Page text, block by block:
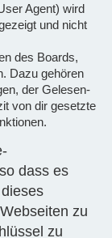
Agent) wird
und nicht
des Boards,
Dazu gehören
der Gelesen-
von dir gesetzte
dass es
zu
zu